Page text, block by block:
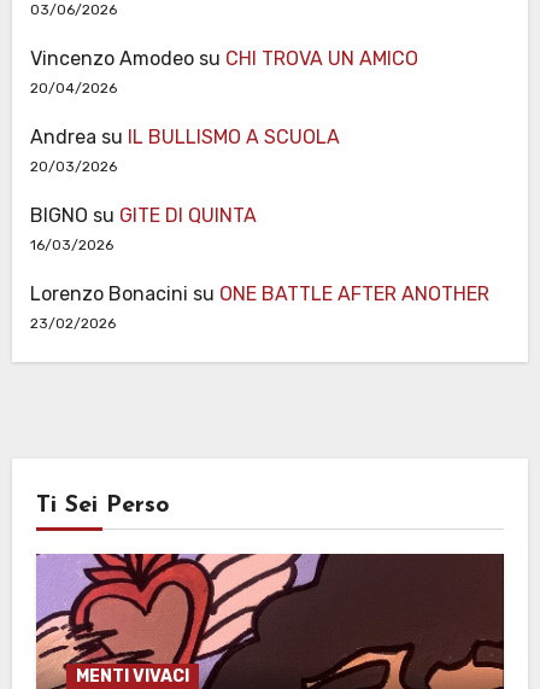
03/06/2026
Vincenzo Amodeosu CHI TROVA UN AMICO
20/04/2026
Andrea su IL BULLISMO A SCUOLA
20/03/2026
BIGNO su GITE DI QUINTA
16/03/2026
Lorenzo Bonacini su ONE BATTLE AFTER ANOTHER
23/02/2026
Ti Sei Perso
MENTI VIVACI